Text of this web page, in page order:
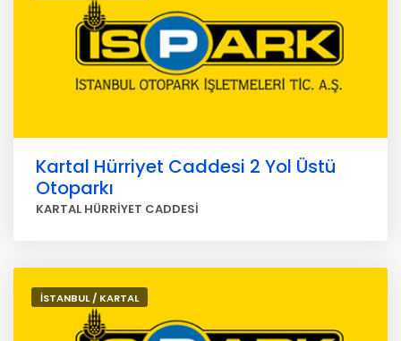
Kartal Hürriyet Caddesi 2 Yol Üstü
Otoparkı
KARTAL HÜRRİYET CADDESİ
İSTANBUL / KARTAL